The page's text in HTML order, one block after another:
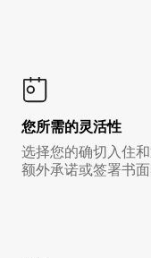
您所需的灵活性
选择您的确切入住
额外承诺或签署书